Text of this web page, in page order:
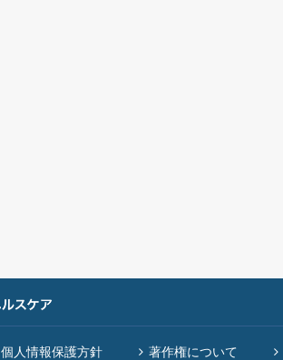
個人情報保護方針 著作権について